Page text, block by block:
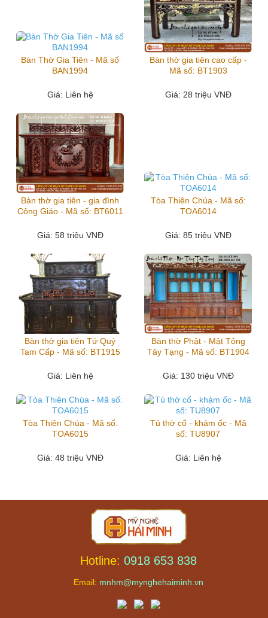
Bàn Thờ Gia Tiên - Mã số
BAN1994
Giá: Liên hệ
Bàn thờ gia tiên cao cấp -
Mã số: BT1903
Giá: 28 triệu VNĐ
Bàn thờ gia tiên - gia đình
Công Giáo - Mã số: BT6011
Giá: 58 triệu VNĐ
Tòa Thiên Chúa - Mã số:
TOA6014
Giá: 85 triệu VNĐ
Bàn thờ gia tiên Tứ Quý
Tam Cấp - Mã số: BT1915
Giá: Liên hệ
Bàn thờ Phật - Mật Tông
Tây Tạng - Mã số: BT1904
Giá: 130 triệu VNĐ
Tòa Thiên Chúa - Mã số:
TOA6015
Giá: 48 triệu VNĐ
Tủ thờ cổ - khảm ốc - Mã
số: TU8907
Giá: Liên hệ
Hotline: 0918 653 838
Email: mnhm@mynghehaiminh.vn